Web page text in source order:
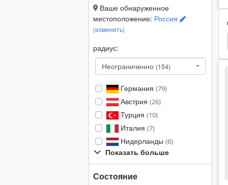
Ваше обнаруженное
местоположение: Россия
(изменить)
радиус:
Неограниченно (154)
Германия (79)
Австрия (26)
Турция (10)
Италия (7)
Нидерланды (6)
Показать больше
Состояние